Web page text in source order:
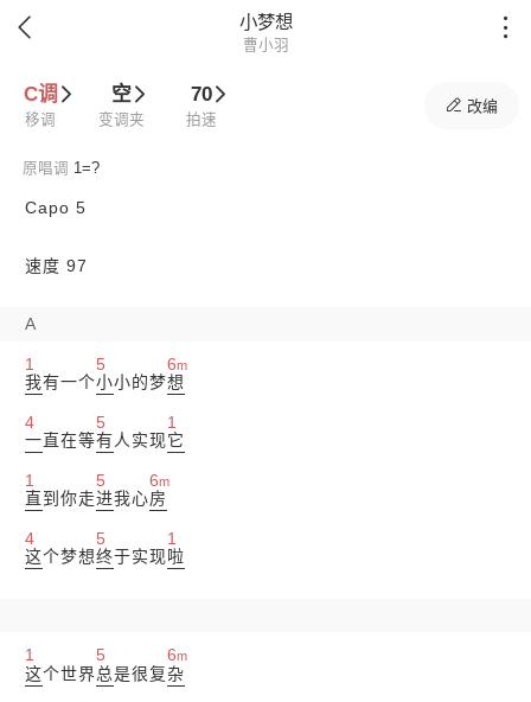
 小梦想
曹小羽

C调
移调
空
变调夹
70
拍速
 改编
原唱调 1=?
Capo 5
速度 97
A
1
我有一个
5
小小的梦
6m
想
4
一直在等
5
有人实现
1
它
1
直到你走
5
进我心
6m
房
4
这个梦想
5
终于实现
1
啦
1
这个世界
5
总是很复
6m
杂